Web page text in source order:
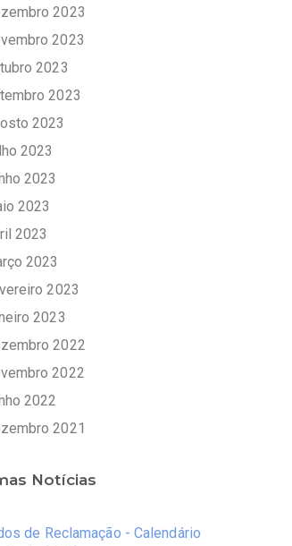
2023
2023
2023
2023
2023
2023
2023
2023
2023
2023
2023
2023
2022
2022
2022
2021
Notícias
de Reclamação - Calendário